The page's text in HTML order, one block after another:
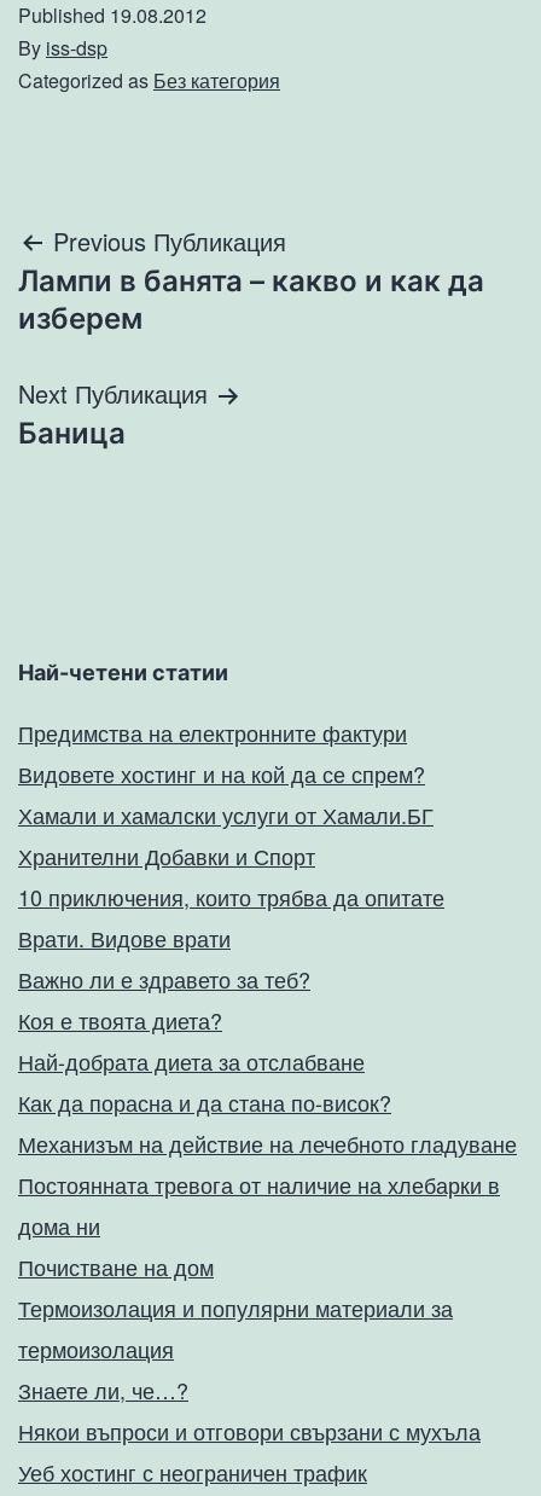
Published 19.08.2012
By iss-dsp
Categorized as Без категория
Навигация
Previous Публикация
Лампи в банята – какво и как да
изберем
Next Публикация
Баница
Най-четени статии
Предимства на електронните фактури
Видовете хостинг и на кой да се спрем?
Хамали и хамалски услуги от Хамали.БГ
Хранителни Добавки и Спорт
10 приключения, които трябва да опитате
Врати. Видове врати
Важно ли е здравето за теб?
Коя е твоята диета?
Най-добрата диета за отслабване
Как да порасна и да стана по-висок?
Механизъм на действие на лечебното гладуване
Постоянната тревога от наличие на хлебарки в
дома ни
Почистване на дом
Термоизолация и популярни материали за
термоизолация
Знаете ли, че…?
Някои въпроси и отговори свързани с мухъла
Уеб хостинг с неограничен трафик